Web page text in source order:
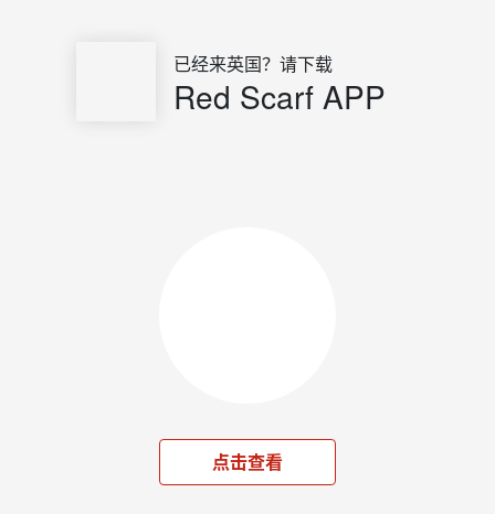
已经来英国？请下载
Red Scarf APP
点击查看